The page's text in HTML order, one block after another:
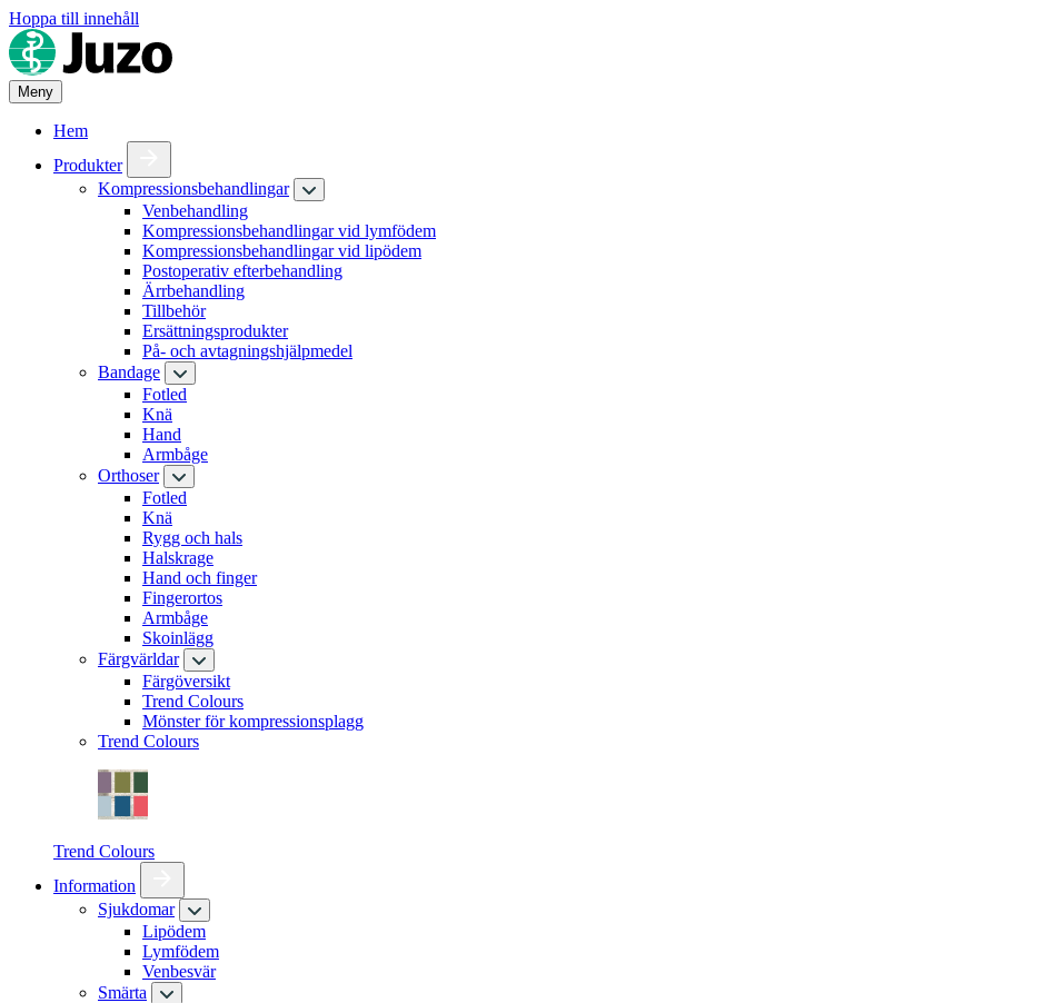
Hoppa till innehåll
Meny
Hem
Produkter
Kompressionsbehandlingar
Venbehandling
Kompressionsbehandlingar vid lymfödem
Kompressionsbehandlingar vid lipödem
Postoperativ efterbehandling
Ärrbehandling
Tillbehör
Ersättningsprodukter
På- och avtagningshjälpmedel
Bandage
Fotled
Knä
Hand
Armbåge
Orthoser
Fotled
Knä
Rygg och hals
Halskrage
Hand och finger
Fingerortos
Armbåge
Skoinlägg
Färgvärldar
Färgöversikt
Trend Colours
Mönster för kompressionsplagg
Trend Colours
Trend Colours
Information
Sjukdomar
Lipödem
Lymfödem
Venbesvär
Smärta